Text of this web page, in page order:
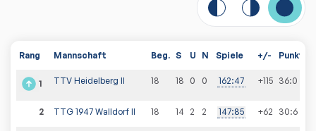
Rang Mannschaft Beg. S U N Spiele +/- Punkte
1 TTV Heidelberg II 18 18 0 0 162:47 +115 36:0
2 TTG 1947 Walldorf II 18 14 2 2 147:85 +62 30:6